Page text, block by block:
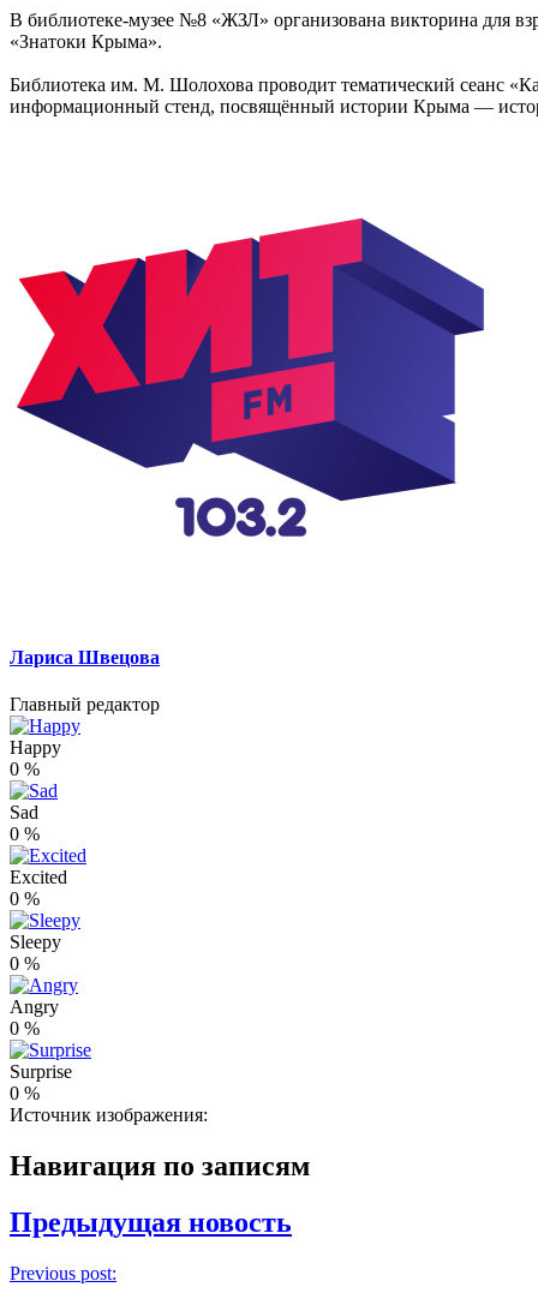
В библиотеке-музее №8 «ЖЗЛ» организована викторина для
«Знатоки Крыма».
Библиотека им. М. Шолохова проводит тематический сеанс
информационный стенд, посвящённый истории Крыма —
Лариса Швецова
Главный редактор
Happy
0 %
Sad
0 %
Excited
0 %
Sleepy
0 %
Angry
0 %
Surprise
0 %
Источник изображения:
Навигация по записям
Предыдущая новость
Previous post: